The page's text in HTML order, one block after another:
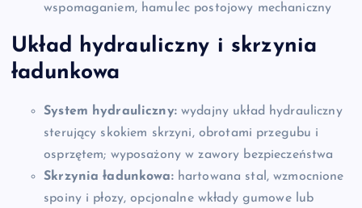
wspomaganiem, hamulec postojowy mechaniczny
Układ hydrauliczny i skrzynia
ładunkowa
System hydrauliczny:wydajny układ hydrauliczny
sterujący skokiem skrzyni, obrotami przegubu i
osprzętem; wyposażony w zawory bezpieczeństwa
Skrzynia ładunkowa:hartowana stal, wzmocnione
spoiny i płozy, opcjonalne wkłady gumowe lub